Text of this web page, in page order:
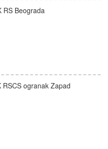
RS Beograda
RSCS ogranak Zapad